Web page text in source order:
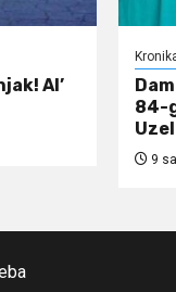
Al’
84-
9